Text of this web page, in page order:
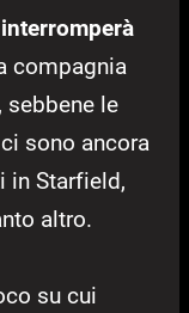
compagnia
sebbene le
sono ancora
in Starfield,
altro.
su cui